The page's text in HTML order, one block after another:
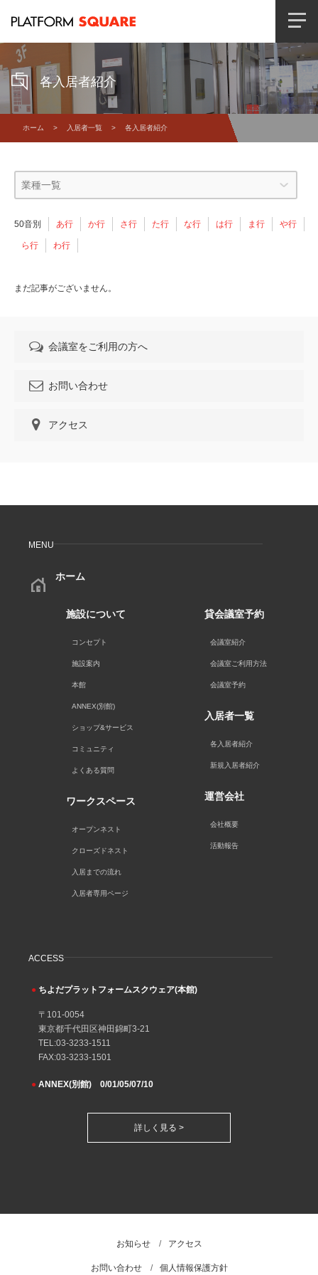
各入居者紹介
ホーム > 入居者一覧 > 各入居者紹介
50音別 あ行 か行 さ行 た行 な行 は行 ま行 や行
ら行 わ行
まだ記事がございません。
会議室をご利用の方へ
お問い合わせ
アクセス
MENU
ホーム
施設について
コンセプト
施設案内
本館
ANNEX(別館)
ショップ&サービス
コミュニティ
よくある質問
ワークスペース
オープンネスト
クローズドネスト
入居までの流れ
入居者専用ページ
貸会議室予約
会議室紹介
会議室ご利用方法
会議室予約
入居者一覧
各入居者紹介
新規入居者紹介
運営会社
会社概要
活動報告
ACCESS
● ちよだプラットフォームスクウェア(本館)
〒101-0054
東京都千代田区神田錦町3-21
TEL:03-3233-1511
FAX:03-3233-1501
● ANNEX(別館) 0/01/05/07/10
詳しく見る >
お知らせ アクセス
お問い合わせ 個人情報保護方針